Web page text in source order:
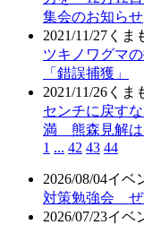
集会のお知らせ
2021/11/27 くま
ツキノワグマ
「錯誤捕獲」
2021/11/26 くま
センチに戻す
満 熊森見解は
1 ... 42 43 44
2026/08/04イベ
対策勉強会 ぜ
2026/07/23イベ